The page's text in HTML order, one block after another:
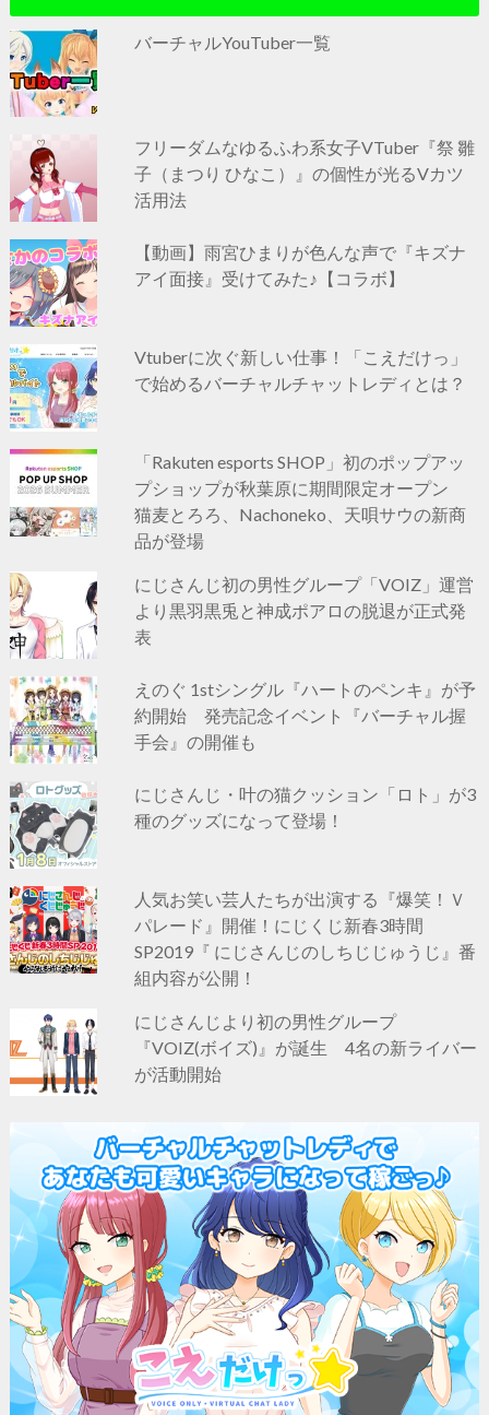
バーチャルYouTuber一覧
フリーダムなゆるふわ系女子VTuber『祭 雛
子（まつり ひなこ）』の個性が光るVカツ
活用法
【動画】雨宮ひまりが色んな声で『キズナ
アイ面接』受けてみた♪【コラボ】
Vtuberに次ぐ新しい仕事！「こえだけっ」
で始めるバーチャルチャットレディとは？
「Rakuten esports SHOP」初のポップアッ
プショップが秋葉原に期間限定オープン
猫麦とろろ、Nachoneko、天唄サウの新商
品が登場
にじさんじ初の男性グループ「VOIZ」運営
より黒羽黒兎と神成ポアロの脱退が正式発
表
えのぐ 1stシングル『ハートのペンキ』が予
約開始 発売記念イベント『バーチャル握
手会』の開催も
にじさんじ・叶の猫クッション「ロト」が3
種のグッズになって登場！
人気お笑い芸人たちが出演する『爆笑！Ｖ
パレード』開催！にじくじ新春3時間
SP2019『 にじさんじのしちじじゅうじ』番
組内容が公開！
にじさんじより初の男性グループ
『VOIZ(ボイズ)』が誕生 4名の新ライバー
が活動開始